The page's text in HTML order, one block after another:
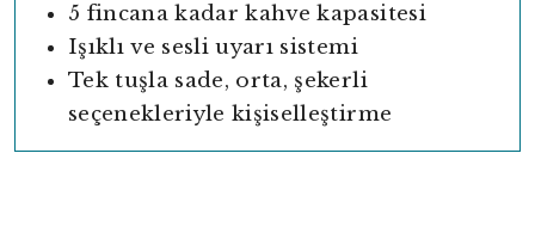
5 fincana kadar kahve kapasitesi
Işıklı ve sesli uyarı sistemi
Tek tuşla sade, orta, şekerli
seçenekleriyle kişiselleştirme